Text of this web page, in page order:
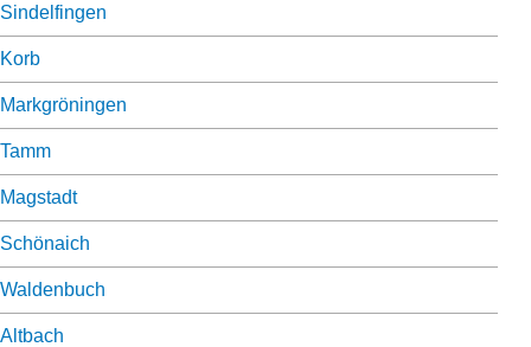
Sindelfingen
Korb
Markgröningen
Tamm
Magstadt
Schönaich
Waldenbuch
Altbach